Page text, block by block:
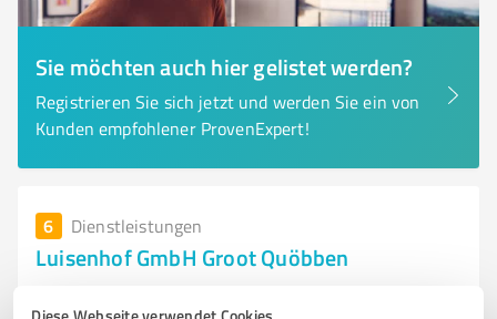
Sie möchten auch hier gelistet werden?
Registrieren Sie sich jetzt und werden Sie ein von
Kunden empfohlener ProvenExpert!
6 Dienstleistungen
Luisenhof GmbH Groot Quöbben